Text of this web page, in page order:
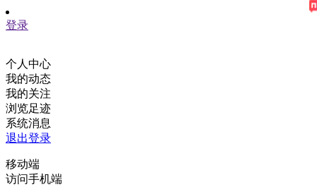
登录
个人中心
我的动态
我的关注
浏览足迹
系统消息
退出登录
移动端
访问手机端